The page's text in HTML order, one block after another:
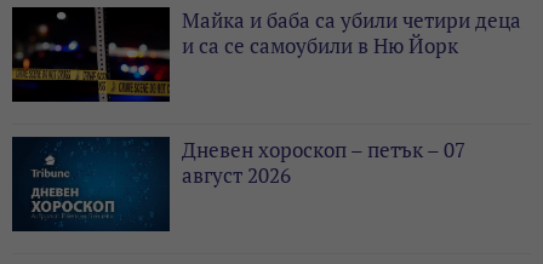
Майка и баба са убили четири деца
и са се самоубили в Ню Йорк
Дневен хороскоп – петък – 07
август 2026